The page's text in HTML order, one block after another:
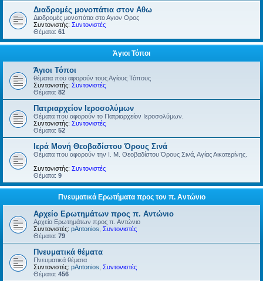
Διαδρομές μονοπάτια στον Αθω
Διαδρομές μονοπάτια στο Αγιον Ορος
Συντονιστής: Συντονιστές
Θέματα: 61
Άγιοι Τόποι
Άγιοι Τόποι
θέματα που αφορούν τους Αγίους Τόπους
Συντονιστής: Συντονιστές
Θέματα: 82
Πατριαρχείον Ιεροσολύμων
Θέματα που αφορούν το Πατριαρχείον Ιεροσολύμων.
Συντονιστής: Συντονιστές
Θέματα: 52
Ιερά Μονή Θεοβαδίστου Όρους Σινά
Θέματα που αφορούν την Ι. Μ. Θεοβαδίστου Όρους Σινά, Αγίας Αικατερίνης.
Συντονιστής: Συντονιστές
Θέματα: 9
Πνευματικά Ερωτήματα προς τον π. Αντώνιο
Αρχείο Ερωτημάτων προς π. Αντώνιο
Αρχείο Ερωτημάτων προς π. Αντώνιο
Συντονιστές: pAntonios Συντονιστές
Θέματα: 79
Πνευματικά θέματα
Πνευματικά θέματα
Συντονιστές: pAntonios Συντονιστές
Θέματα: 456